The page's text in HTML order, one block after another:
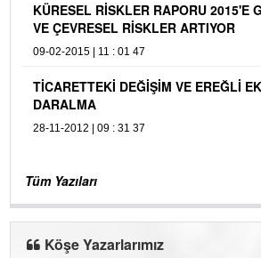
KÜRESEL RİSKLER RAPORU 2015'E
VE ÇEVRESEL RİSKLER ARTIYOR
09-02-2015 | 11 : 01 47
TİCARETTEKİ DEĞİŞİM VE EREĞLİ
DARALMA
28-11-2012 | 09 : 31 37
Tüm Yazıları
Köşe Yazarlarımız